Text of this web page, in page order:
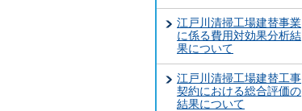
江戸川清掃工場建替事業
に係る費用対効果分析結
果について
江戸川清掃工場建替工事
契約における総合評価の
結果について